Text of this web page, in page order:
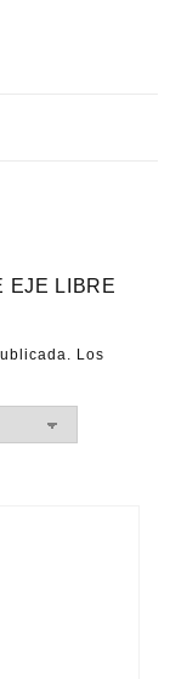
EJE LIBRE
Los